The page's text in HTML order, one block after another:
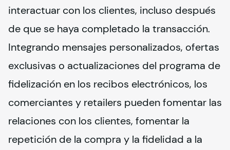
interactuar con los clientes, incluso después
de que se haya completado la transacción.
Integrando mensajes personalizados, ofertas
exclusivas o actualizaciones del programa de
fidelización en los recibos electrónicos, los
comerciantes y retailers pueden fomentar las
relaciones con los clientes, fomentar la
repetición de la compra y la fidelidad a la